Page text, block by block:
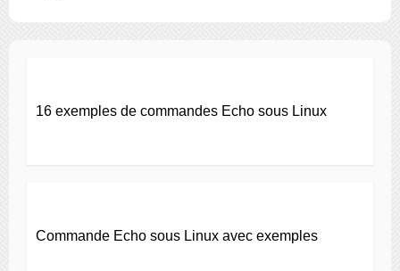
16 exemples de commandes Echo sous Linux
Commande Echo sous Linux avec exemples